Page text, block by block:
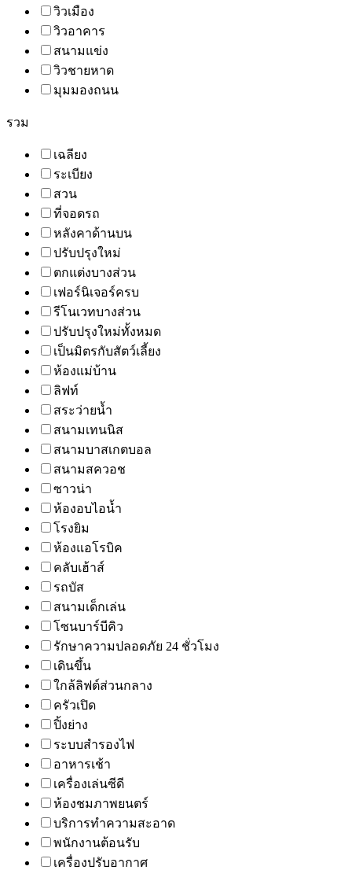
วิวเมือง
วิวอาคาร
สนามแข่ง
วิวชายหาด
มุมมองถนน
รวม
เฉลียง
ระเบียง
สวน
ที่จอดรถ
หลังคาด้านบน
ปรับปรุงใหม่
ตกแต่งบางส่วน
เฟอร์นิเจอร์ครบ
รีโนเวทบางส่วน
ปรับปรุงใหม่ทั้งหมด
เป็นมิตรกับสัตว์เลี้ยง
ห้องแม่บ้าน
ลิฟท์
สระว่ายน้ำ
สนามเทนนิส
สนามบาสเกตบอล
สนามสควอช
ซาวน่า
ห้องอบไอน้ำ
โรงยิม
ห้องแอโรบิค
คลับเฮ้าส์
รถบัส
สนามเด็กเล่น
โซนบาร์บีคิว
รักษาความปลอดภัย 24 ชั่วโมง
เดินขึ้น
ใกล้ลิฟต์ส่วนกลาง
ครัวเปิด
ปิ้งย่าง
ระบบสำรองไฟ
อาหารเช้า
เครื่องเล่นซีดี
ห้องชมภาพยนตร์
บริการทำความสะอาด
พนักงานต้อนรับ
เครื่องปรับอากาศ